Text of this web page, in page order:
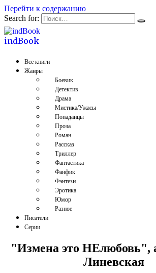
Перейти к содержанию
Search for:
indBook
Все книги
Жанры
Боевик
Детектив
Драма
Мистика/Ужасы
Попаданцы
Проза
Роман
Рассказ
Триллер
Фантастика
Фанфик
Фэнтези
Эротика
Юмор
Разное
Писатели
Серии
"Измена это НЕлюбовь",
Линевская